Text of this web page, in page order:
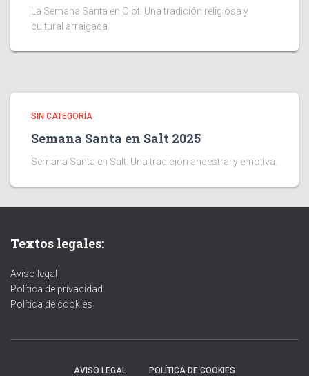
La Semana Santa en Olot: Una tradición religiosa y
cultural arraigada.
SIN CATEGORÍA
Semana Santa en Salt 2025
Semana Santa en Salt: Una tradición ancestral y emotiva.
Textos legales:
Aviso legal
Política de privacidad
Política de cookies
AVISO LEGAL POLÍTICA DE COOKIES